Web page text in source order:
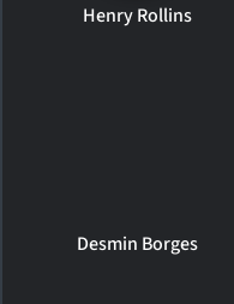
Henry Rollins
Desmin Borges